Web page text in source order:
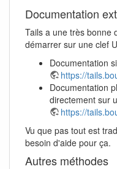
Documentation
Tails a une très bonne
démarrer sur une clef
Documentation
https://
Documentation
directement sur
https://
Vu que pas tout est
besoin d'aide pour ça.
Autres méthodes